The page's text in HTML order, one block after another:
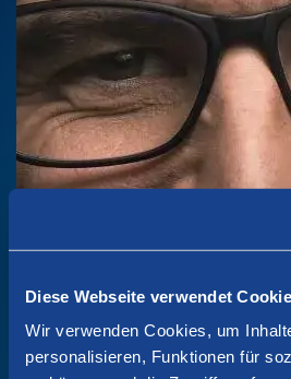
Diese Webseite verwendet
Wir verwenden Cookies, um
personalisieren, Funktionen für